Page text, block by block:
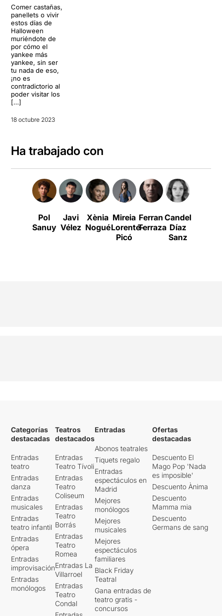
Comer castañas,
panellets o vivir
estos días de
Halloween
muriéndote de
por cómo el
yankee más
yankee, sin ser
tu nada de eso,
¡no es
contradictorio al
poder visitar los
[…]
18 octubre 2023
Ha trabajado con
Pol
Sanuy
Javi
Vélez
Xènia
Nogué
Mireia
Lorente-
Picó
Ferran
Terraza
Candela
Díaz
Sanz
Categorías
destacadas
Entradas
teatro
Entradas
danza
Entradas
musicales
Entradas
teatro infantil
Entradas
ópera
Entradas
improvisación
Entradas
monólogos
Teatros
destacados
Entradas
Teatro Tívoli
Entradas
Teatro
Coliseum
Entradas
Teatro
Borrás
Entradas
Teatro
Romea
Entradas La
Villarroel
Entradas
Teatro
Condal
Entradas
Abonos teatrales
Tiquets regalo
Entradas
espectáculos en
Madrid
Mejores
monólogos
Mejores
musicales
Mejores
espectáculos
familiares
Black Friday
Teatral
Gana entradas de
teatro gratis -
concursos
Ofertas
destacadas
Descuento El
Mago Pop 'Nada
es imposible'
Descuento Ànima
Descuento
Mamma mia
Descuento
Germans de sang